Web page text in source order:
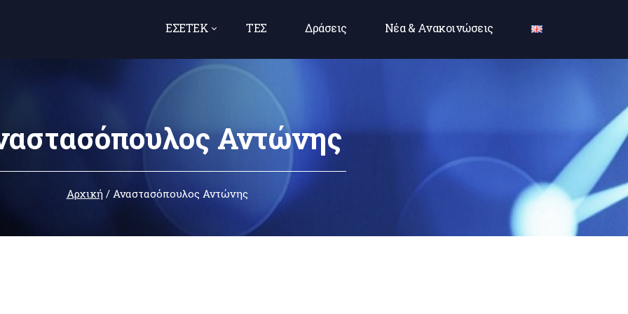
ΕΣΕΤΕΚ ΤΕΣ Δράσεις Νέα & Ανακοινώσεις
Αντώνης
Αρχική/ Αναστασόπουλος Αντώνης